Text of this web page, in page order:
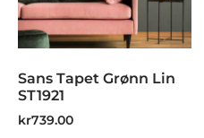
Sans Tapet Grønn Lin
ST1921
kr739.00